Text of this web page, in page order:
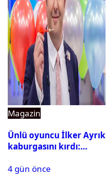
Magazin
Ünlü oyuncu İlker Ayrık
kaburgasını kırdı:
4 gün önce